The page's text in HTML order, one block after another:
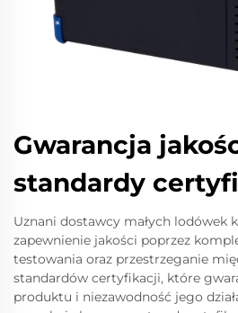
Gwarancja
standardy
Uznani dostawcy małych lodówek
zapewnienie jakości poprzez
testowania oraz przestrzeganie
standardów certyfikacji, które
produktu i niezawodność jego